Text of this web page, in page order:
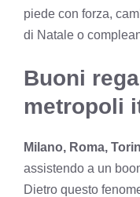
piede con forza,
di Natale o
Buoni
metropoli
Milano, Roma,
assistendo a un
Dietro questo